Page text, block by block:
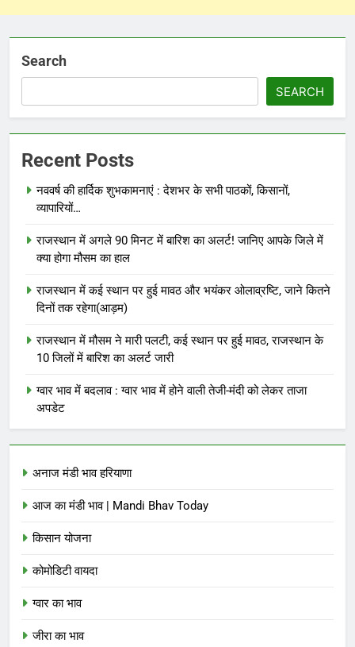
Search
SEARCH
Recent Posts
नववर्ष की हार्दिक शुभकामनाएं : देशभर के सभी पाठकों, किसानों,
व्यापारियों…
राजस्थान में अगले 90 मिनट में बारिश का अलर्ट! जानिए आपके जिले में
क्या होगा मौसम का हाल
राजस्थान में कई स्थान पर हुई मावठ और भयंकर ओलाव्रष्टि, जाने कितने
दिनों तक रहेगा(आड़म)
राजस्थान में मौसम ने मारी पलटी, कई स्थान पर हुई मावठ, राजस्थान के
10 जिलों में बारिश का अलर्ट जारी
ग्वार भाव में बदलाव : ग्वार भाव में होने वाली तेजी-मंदी को लेकर ताजा
अपडेट
अनाज मंडी भाव हरियाणा
आज का मंडी भाव | Mandi Bhav Today
किसान योजना
कोमोडिटी वायदा
ग्वार का भाव
जीरा का भाव